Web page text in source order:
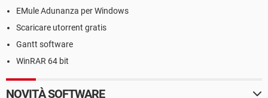
EMule Adunanza per Windows
Scaricare utorrent gratis
Gantt software
WinRAR 64 bit
NOVITÀ SOFTWARE